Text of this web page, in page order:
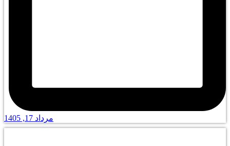
مرداد 17, 1405